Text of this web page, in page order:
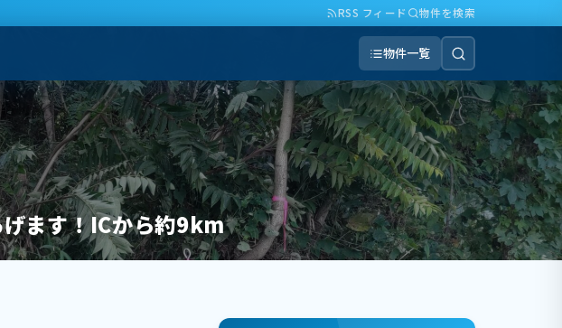
RSS フィード 物件を検索
物件一覧
ます！ICから約9km